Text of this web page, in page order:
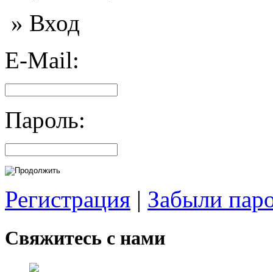
» Вход
E-Mail:
Пароль:
Регистрация | Забыли
Свяжитесь с нами